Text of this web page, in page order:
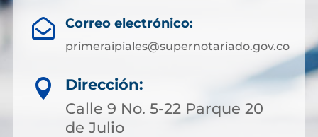
 Correo electrónico:
primeraipiales@supernotariado.gov.co

Dirección:
Calle 9 No. 5-22 Parque 20
de Julio